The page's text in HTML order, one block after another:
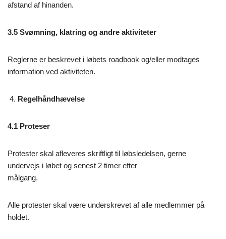
afstand af hinanden.
3.5 Svømning, klatring og andre aktiviteter
Reglerne er beskrevet i løbets roadbook og/eller modtages
information ved aktiviteten.
Regelhåndhævelse
4.1 Proteser
Protester skal afleveres skriftligt til løbsledelsen, gerne
undervejs i løbet og senest 2 timer efter
målgang.
Alle protester skal være underskrevet af alle medlemmer på
holdet.